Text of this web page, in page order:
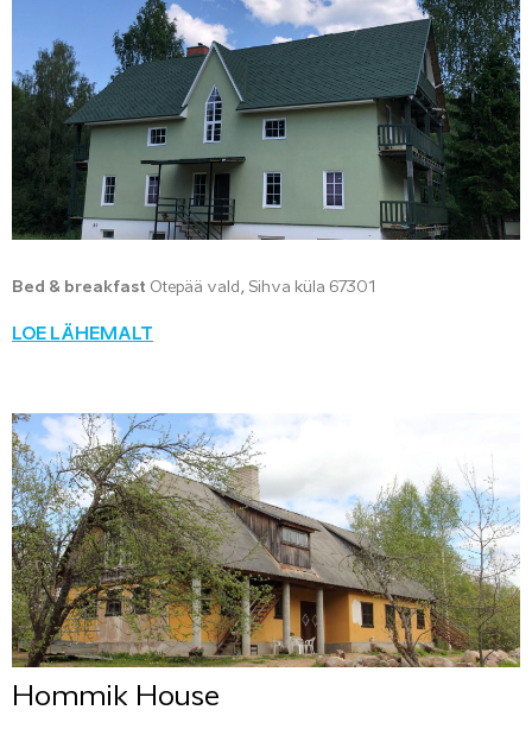
Bed & breakfast Otepää vald, Sihva küla 67301
LOE LÄHEMALT
Hommik House